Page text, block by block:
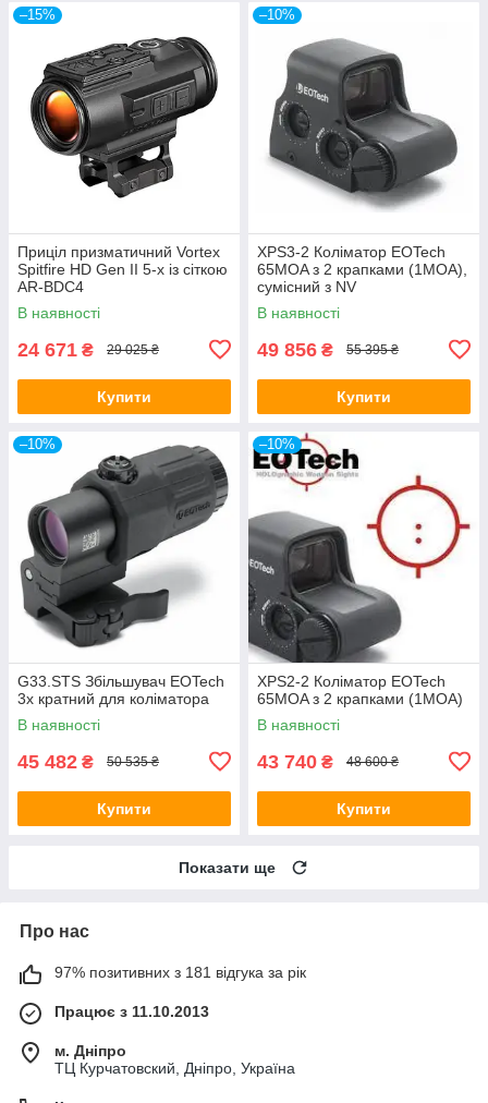
–15%
Приціл призматичний Vortex
Spitfire HD Gen II 5-х із сіткою
AR-BDC4
В наявності
24 671 ₴ 29 025 ₴
Купити
–10%
XPS3-2 Коліматор EOTech
65MOA з 2 крапками (1MOA),
сумісний з NV
В наявності
49 856 ₴ 55 395 ₴
Купити
–10%
G33.STS Збільшувач EOTech
3х кратний для коліматора
В наявності
45 482 ₴ 50 535 ₴
Купити
–10%
XPS2-2 Коліматор EOTech
65MOA з 2 крапками (1MOA)
В наявності
43 740 ₴ 48 600 ₴
Купити
Показати ще
Про нас
97% позитивних з 181 відгука за рік
Працює з 11.10.2013
м. Дніпро
ТЦ Курчатовский, Дніпро, Україна